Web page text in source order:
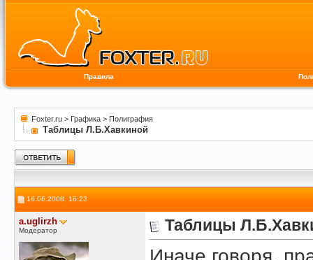
Правила
Foxter.ru > Графика > Полиграфия
Таблицы Л.Б.Хавкиной
16.06.2008, 16:23
a.uglirzh
Модератор Таблицы